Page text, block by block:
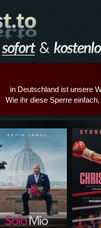
in Deutschland ist unsere
Wie ihr diese Sperre
Details,Play